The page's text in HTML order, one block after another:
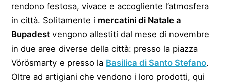
rendono festosa, vivace e accogliente l’atmosfera
in città. Solitamente i mercatini di Natale a
Bupadest vengono allestiti dal mese di novembre
in due aree diverse della città: presso la piazza
Vörösmarty e presso la Basilica di Santo Stefano.
Oltre ad artigiani che vendono i loro prodotti, qui